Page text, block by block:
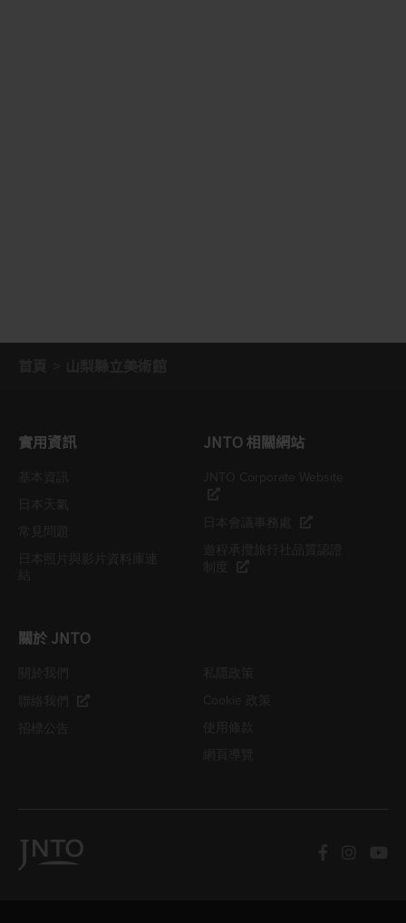
實用資訊 JNTO 相關網站
關於 JNTO